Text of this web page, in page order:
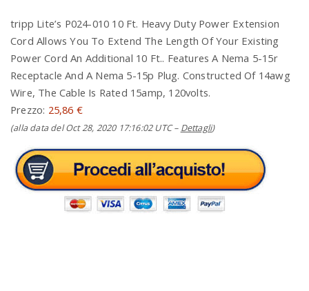
tripp Lite’s P024-010 10 Ft. Heavy Duty Power Extension
Cord Allows You To Extend The Length Of Your Existing
Power Cord An Additional 10 Ft.. Features A Nema 5-15r
Receptacle And A Nema 5-15p Plug. Constructed Of 14awg
Wire, The Cable Is Rated 15amp, 120volts.
Prezzo: 25,86 €
(alla data del Oct 28, 2020 17:16:02 UTC – Dettagli)